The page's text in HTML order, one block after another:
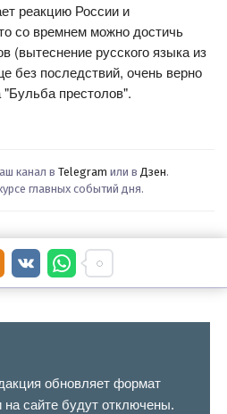
реакцию России и
со времнем можно достичь
(вытеснение русского языка из
без последствий, очень верно
"Бульба престолов".
канал в Telegram или в Дзен.
главных событий дня.
обновляет формат
сайте будут отключены.